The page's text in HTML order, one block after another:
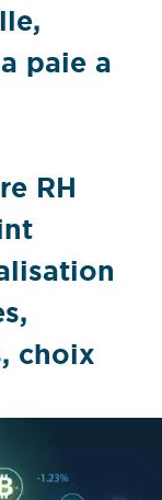
paie a
RH
choix